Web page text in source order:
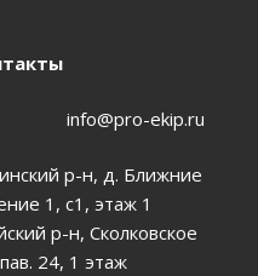
info@pro-ekip.ru
р-н, д. Ближние
1, с1, этаж 1
р-н, Сколковское
24, 1 этаж